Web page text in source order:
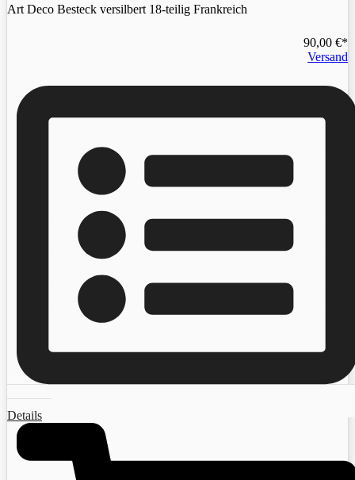
Art Deco Besteck versilbert 18-teilig Frankreich
90,00 €
Versand
Details